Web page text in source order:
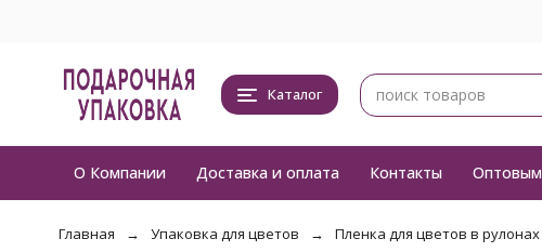
Каталог
О Компании Доставка и оплата Контакты
Главная Упаковка для цветов Пленка для цветов в рулонах